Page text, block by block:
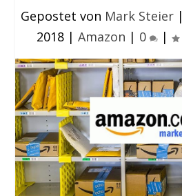
Gepostet von Mark Steier|
2018 | Amazon | 0 |